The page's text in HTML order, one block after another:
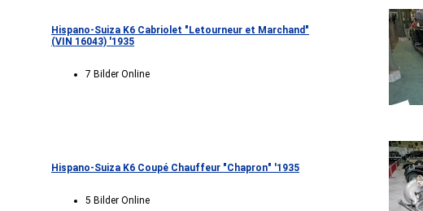
Hispano-Suiza K6 Cabriolet "Letourneur et Marchand"
(VIN 16043) '1935
7 Bilder Online
Hispano-Suiza K6 Coupé Chauffeur "Chapron" '1935
5 Bilder Online